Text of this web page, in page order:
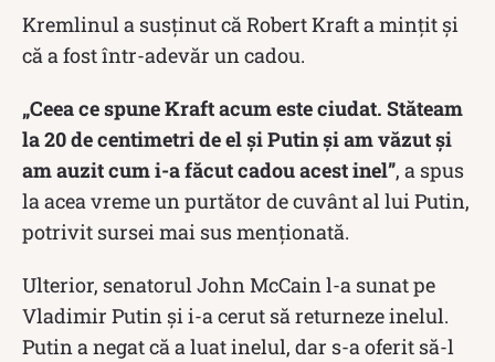
Kremlinul a susținut că Robert Kraft a mințit și
că a fost într-adevăr un cadou.
„Ceea ce spune Kraft acum este ciudat. Stăteam
la 20 de centimetri de el și Putin și am văzut și
am auzit cum i-a făcut cadou acest inel”, a spus
la acea vreme un purtător de cuvânt al lui Putin,
potrivit sursei mai sus menționată.
Ulterior, senatorul John McCain l-a sunat pe
Vladimir Putin și i-a cerut să returneze inelul.
Putin a negat că a luat inelul, dar s-a oferit să-l